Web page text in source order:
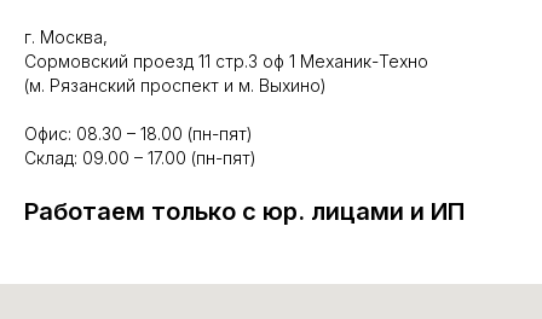
г. Москва,
Сормовский проезд 11 стр.3 оф 1 Механик-Техно
(м. Рязанский проспект и м. Выхино)
Офис: 08.30 – 18.00 (пн-пят)
Склад: 09.00 – 17.00 (пн-пят)
Работаем только с юр. лицами и ИП